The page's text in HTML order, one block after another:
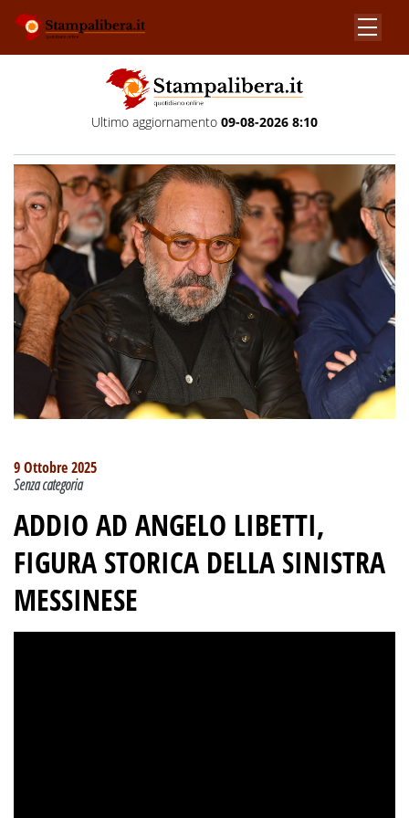
Ultimo aggiornamento 09-08-2026 8:10
9 Ottobre 2025
Senza categoria
ADDIO AD ANGELO LIBETTI,
FIGURA STORICA DELLA SINISTRA
MESSINESE